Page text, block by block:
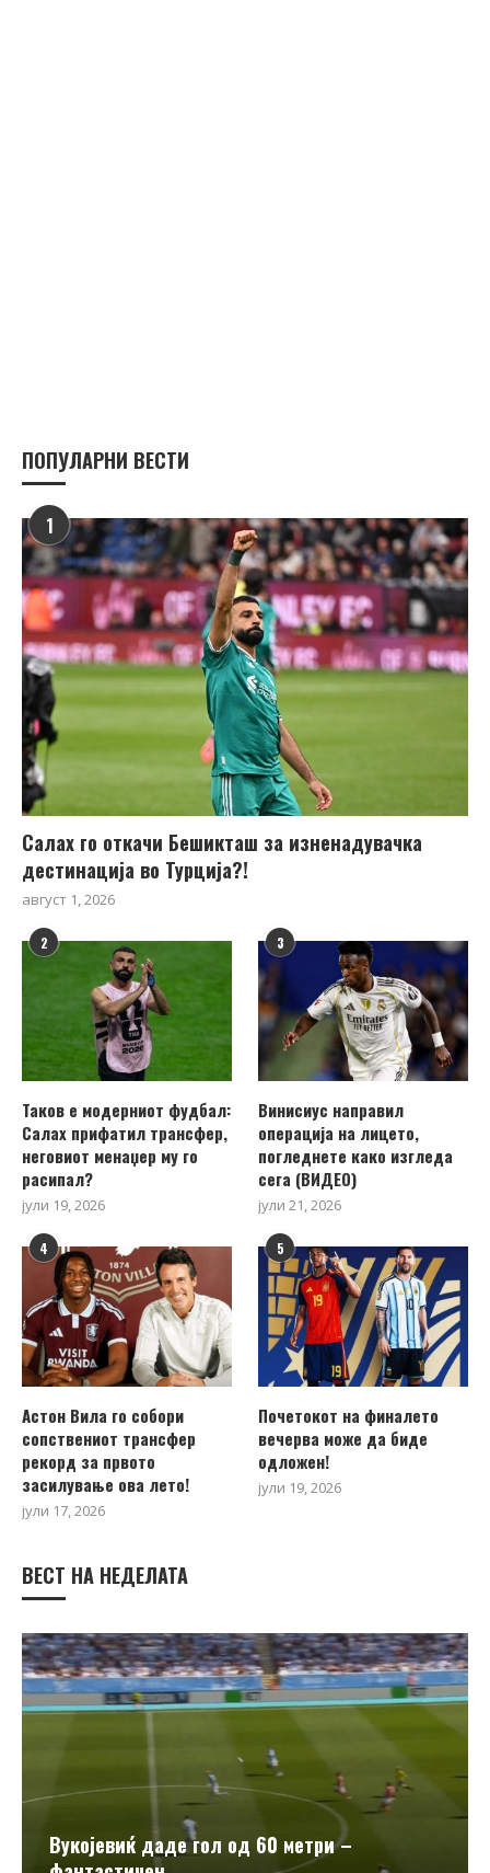
ПОПУЛАРНИ ВЕСТИ
1
Салах го откачи Бешикташ за изненадувачка
дестинација во Турција?!
август 1, 2026
2
Таков е модерниот фудбал:
Салах прифатил трансфер,
неговиот менаџер му го
расипал?
јули 19, 2026
3
Винисиус направил
операција на лицето,
погледнете како изгледа
сега (ВИДЕО)
јули 21, 2026
4
Астон Вила го собори
сопствениот трансфер
рекорд за првото
засилување ова лето!
јули 17, 2026
5
Почетокот на финалето
вечерва може да биде
одложен!
јули 19, 2026
ВЕСТ НА НЕДЕЛАТА
Вукојевиќ даде гол од 60 метри –